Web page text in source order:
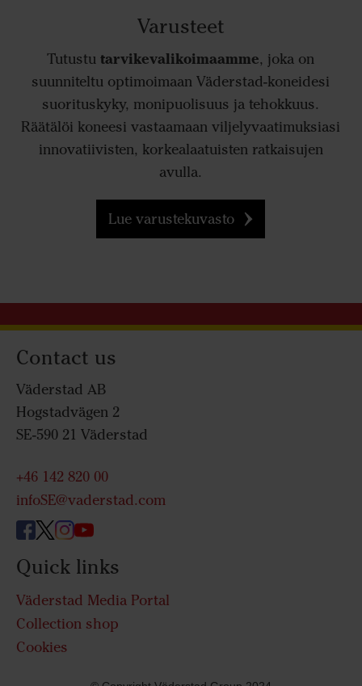
Varusteet
Tutustutarvikevalikoimaamme, joka on
suunniteltu optimoimaan Väderstad-koneidesi
suorituskyky, monipuolisuus ja tehokkuus.
Räätälöi koneesi vastaamaan viljelyvaatimuksiasi
innovatiivisten, korkealaatuisten ratkaisujen
avulla.
Lue varustekuvasto
Contact us
Väderstad AB
Hogstadvägen 2
SE-590 21 Väderstad
+46 142 820 00
infoSE@vaderstad.com
Quick links
Väderstad Media Portal
Collection shop
Cookies